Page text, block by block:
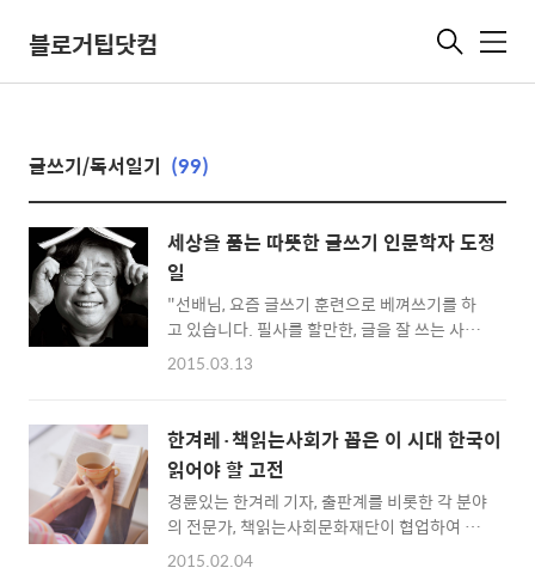
블로거팁닷컴 메
글쓰기/독서일기 (99)
세상을 품는 따뜻한 글쓰기 인문학자 도정
일
"선배님, 요즘 글쓰기 훈련으로 베껴쓰기를 하
고 있습니다. 필사를 할만한, 글을 잘 쓰는 사람
이 있다면 추천 좀 부탁드립니다!". 우리나라의
다. 선배는 한참을 생각하더니 경희대 도정일 교
수를 추천했다. 도정일 교수는 자신이 경희대학
교에 재학중일 때에도 글을 잘 쓰기로 유명했다
고 했다. 집에 돌아가는 지하철 안에서 도정일
교수를 검색했다. 인물정보에서 네이버캐스트
를 읽었다. '지식을 실천으로 옮기는 인문학
2015.03.13
한겨레·책읽는사회가 꼽은 이 시대 한국이
읽어야 할 고전
경륜있는 한겨레 기자, 출판계를 비롯한 각 분야
의 전문가, 책읽는사회문화재단이 협업하여 이
시대에 한국인이 꼭 읽어야 할 새 고전 26권을
2015.02.04